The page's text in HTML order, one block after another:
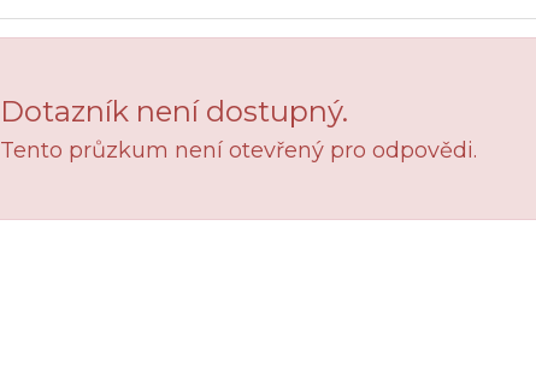
Dotazník není dostupný.
Tento průzkum není otevřený pro odpovědi.